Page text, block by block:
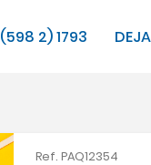
(598 2) 1793
Ref. PAQ12354